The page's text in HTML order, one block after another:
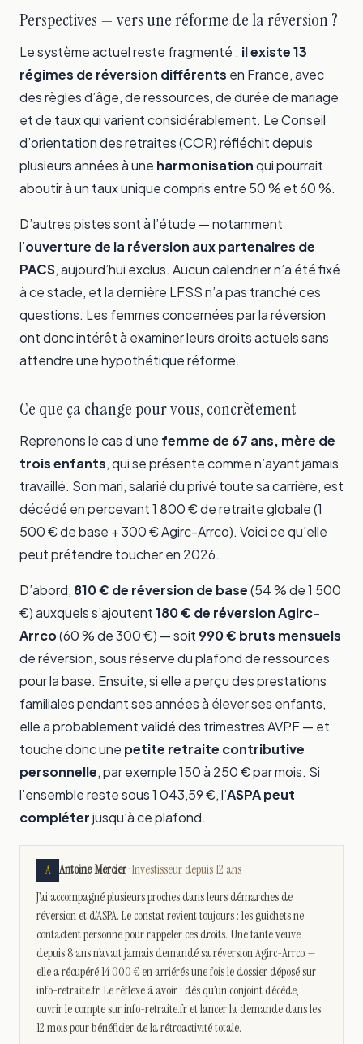
Perspectives — vers une réforme de la réversion ?
Le système actuel reste fragmenté : il existe 13
régimes de réversion différents en France, avec
des règles d’âge, de ressources, de durée de mariage
et de taux qui varient considérablement. Le Conseil
d’orientation des retraites (COR) réfléchit depuis
plusieurs années à une harmonisationqui pourrait
aboutir à un taux unique compris entre 50 % et 60 %.
D’autres pistes sont à l’étude — notamment
l’ouverture de la réversion aux partenaires de
PACS, aujourd’hui exclus. Aucun calendrier n’a été fixé
à ce stade, et la dernière LFSS n’a pas tranché ces
questions. Les femmes concernées par la réversion
ont donc intérêt à examiner leurs droits actuels sans
attendre une hypothétique réforme.
Ce que ça change pour vous, concrètement
Reprenons le cas d’une femme de 67 ans, mère de
trois enfants, qui se présente comme n’ayant jamais
travaillé. Son mari, salarié du privé toute sa carrière, est
décédé en percevant 1 800 € de retraite globale (1
500 € de base + 300 € Agirc-Arrco). Voici ce qu’elle
peut prétendre toucher en 2026.
D’abord, 810 € de réversion de base(54 % de 1 500
€) auxquels s’ajoutent180 € de réversion Agirc-
Arrco(60 % de 300 €) — soit 990 € bruts mensuels
de réversion, sous réserve du plafond de ressources
pour la base. Ensuite, si elle a perçu des prestations
familiales pendant ses années à élever ses enfants,
elle a probablement validé des trimestres AVPF — et
touche donc une petite retraite contributive
personnelle, par exemple 150 à 250 € par mois. Si
l’ensemble reste sous 1 043,59 €, l’ASPA peut
compléterjusqu’à ce plafond.
A Antoine Mercier· Investisseur depuis 12 ans
J’ai accompagné plusieurs proches dans leurs démarches de
réversion et d’ASPA. Le constat revient toujours : les guichets ne
contactent personne pour rappeler ces droits. Une tante veuve
depuis 8 ans n’avait jamais demandé sa réversion Agirc-Arrco —
elle a récupéré 14 000 € en arriérés une fois le dossier déposé sur
info-retraite.fr. Le réflexe à avoir : dès qu’un conjoint décède,
ouvrir le compte sur info-retraite.fr et lancer la demande dans les
12 mois pour bénéficier de la rétroactivité totale.